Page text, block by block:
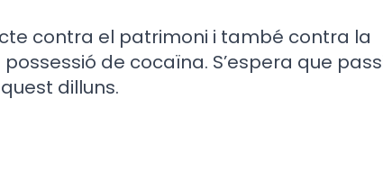
contra el patrimoni i també contra la
de cocaïna. S’espera que
dilluns.